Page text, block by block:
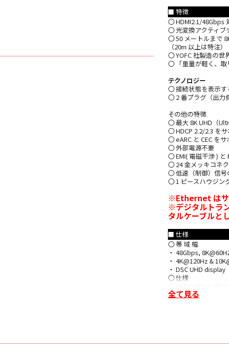
■ 特徴
〇 HDMI2.1/48Gbps
〇 光変換アクティブ
〇 50 メートルまで
（20m 以上は特注）
〇 YOFC 社製造の
〇 「重量が軽く、
テクノロジー
〇 接続状態を表示
〇 2 番プラグ（出力
その他の特徴
〇 最大 8K UHD（
〇 HDCP 2.2/2.3 を
〇 eARC と CEC を
〇 外部電源不要
〇 EMI( 電磁干渉 )
〇 24 金メッキコネ
〇 低速（制御）信
〇 1 ピースハウジ
※Ethernet はサ
※デジタルトラ
タルケーブルと
■ 仕様
〇 帯 域 幅
・ 48Gbps,
・ 4K@120Hz &
・ DSC UHD display
〇 仕様
・ HDCP2.3, HDR,
〇 ケーブル径：
全て見る